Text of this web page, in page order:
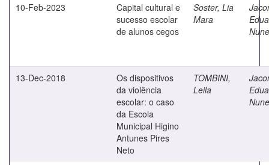
10-Feb-2023
Capital cultural e
sucesso escolar
de alunos cegos
Soster, Lia
Mara
13-Dec-2018
Os dispositivos
da violência
escolar: o caso
da Escola
Municipal Higino
Antunes Pires
Neto
TOMBINI,
Leila